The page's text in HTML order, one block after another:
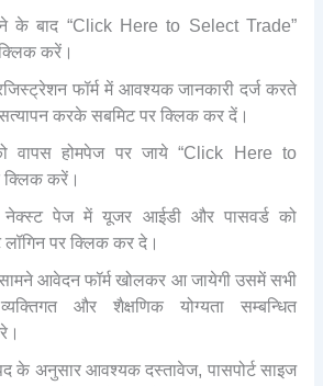
के बाद “Click Here to Select Trade”
करें।
फॉर्म में आवश्यक जानकारी दर्ज करते
करके सबमिट पर क्लिक कर दें।
वापस होमपेज पर जाये “Click Here to
क्लिक करें।
पेज में यूजर आईडी और पासवर्ड को
पर क्लिक कर दे।
आवेदन फॉर्म खोलकर आ जायेगी उसमें सभी
और शैक्षणिक योग्यता सम्बन्धित
के अनुसार आवश्यक दस्तावेज, पासपोर्ट साइज